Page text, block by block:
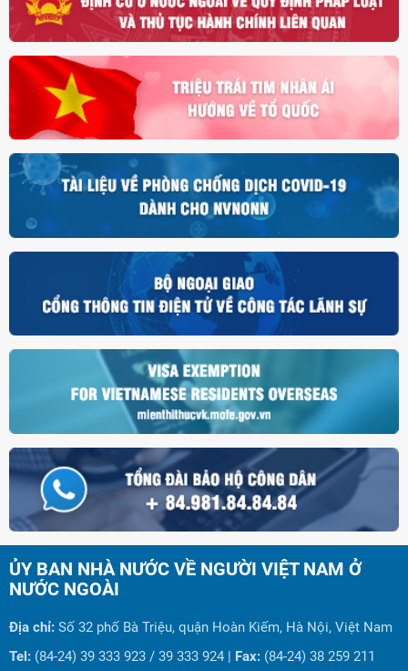
ỦY BAN NHÀ NƯỚC VỀ NGƯỜI VIỆT NAM Ở
NƯỚC NGOÀI
Địa chỉ: Số 32 phố Bà Triệu, quận Hoàn Kiếm, Hà Nội, Việt Nam
Tel: (84-24) 39 333 923 / 39 333 924 | Fax: (84-24) 38 259 211